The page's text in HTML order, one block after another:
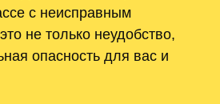
с неисправным
не только неудобство,
опасность для вас и